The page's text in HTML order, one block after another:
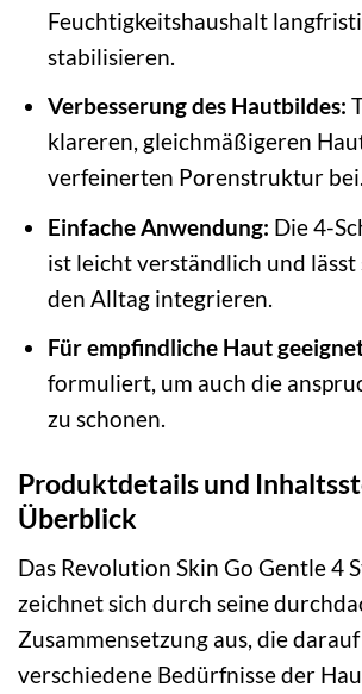
Feuchtigkeitshaushalt
stabilisieren.
Verbesserung des Hautbildes:
klareren, gleichmäßigeren
verfeinerten Porenstruktur bei.
Einfache Anwendung: Die 4-
ist leicht verständlich und lässt
den Alltag integrieren.
Für empfindliche Haut
formuliert, um auch die
zu schonen.
Produktdetails und
Überblick
Das Revolution Skin Go Gentle 4
zeichnet sich durch seine
Zusammensetzung aus, die
verschiedene Bedürfnisse der